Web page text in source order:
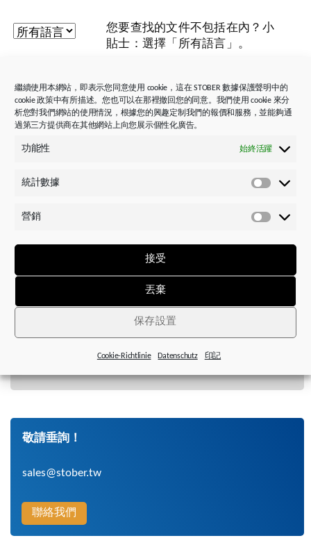
繼續使用本網站，即表示您同意使用 cookie，這在 STOBER 數據保護聲明中的
cookie 政策中有所描述。您也可以在那裡撤回您的同意。我們使用 cookie 來分
析您對我們網站的使用情況，根據您的興趣定制我們的報價和服務，並能夠通
過第三方提供商在其他網站上向您展示個性化廣告。
功能性 始終活躍
統計數據
數
營銷
接受
丟棄
保存設置
Cookie-Richtlinie Datenschutz 印記
您要查找的文件不包括在內？小
貼士：選擇「所有語言」。
頭銜 識別號 文件大小/文件類型
工具與軟體
歡迎聯絡我們銷售中心的應用工程師，或我們的頂
尖支援團隊，我們將竭誠為您服務。
敬請垂詢！
sales@stober.tw
聯絡我們